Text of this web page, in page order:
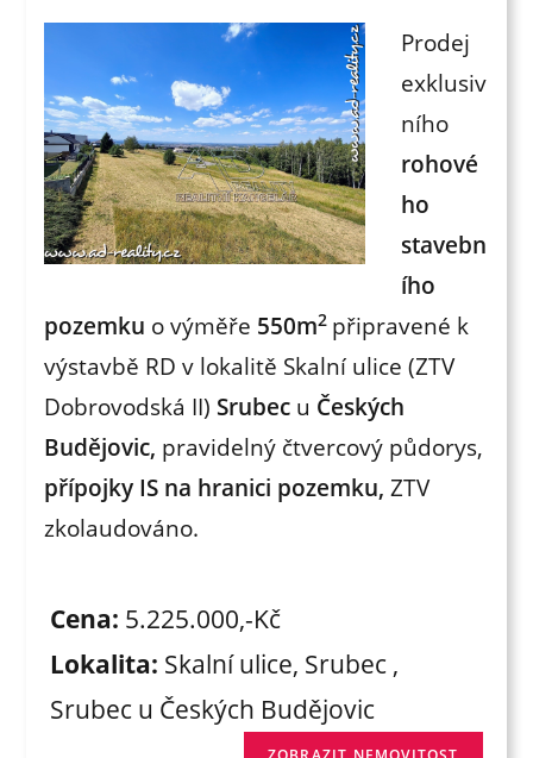
Prodej
exklusiv
ního
rohové
ho
stavebn
ího
pozemku o výměře 550m2 připravené k
výstavbě RD v lokalitě Skalní ulice (ZTV
Dobrovodská II) Srubec u Českých
Budějovic, pravidelný čtvercový půdorys,
přípojky IS na hranici pozemku,ZTV
zkolaudováno.
Cena: 5.225.000,-Kč
Lokalita: Skalní ulice, Srubec ,
Srubec u Českých Budějovic